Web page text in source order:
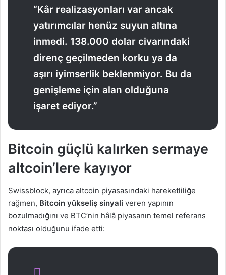
“Kâr realizasyonları var ancak
yatırımcılar henüz suyun altına
inmedi. 138.000 dolar civarındaki
direnç geçilmeden korku ya da
aşırı iyimserlik beklenmiyor. Bu da
genişleme için alan olduğuna
işaret ediyor.”
Bitcoin güçlü kalırken sermaye
altcoin’lere kayıyor
Swissblock, ayrıca altcoin piyasasındaki hareketliliğe
rağmen, Bitcoin yükseliş sinyali veren yapının
bozulmadığını ve BTC’nin hâlâ piyasanın temel referans
noktası olduğunu ifade etti: